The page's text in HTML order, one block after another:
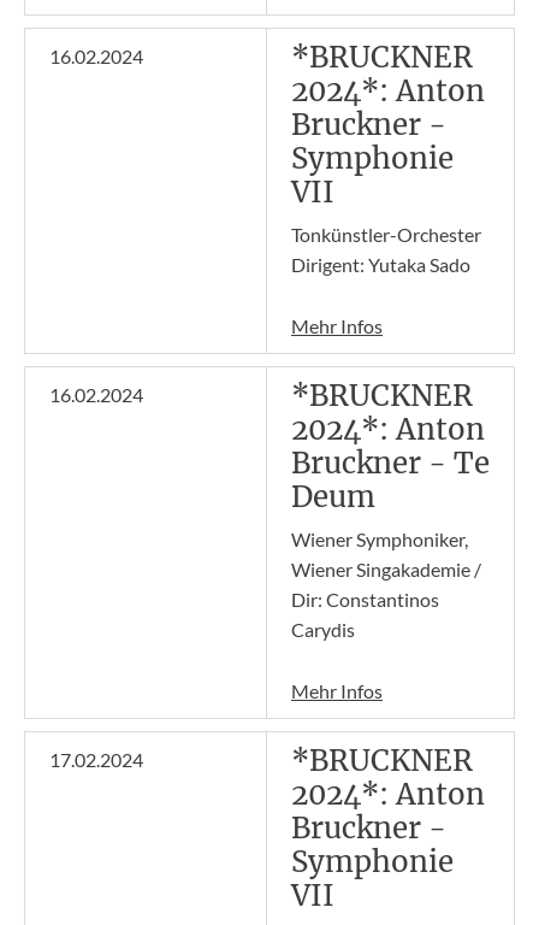
16.02.2024
*BRUCKNER
2024*: Anton
Bruckner -
Symphonie
VII
Tonkünstler-Orchester
Dirigent: Yutaka Sado
Mehr Infos
16.02.2024
*BRUCKNER
2024*: Anton
Bruckner - Te
Deum
Wiener Symphoniker,
Wiener Singakademie /
Dir: Constantinos
Carydis
Mehr Infos
17.02.2024
*BRUCKNER
2024*: Anton
Bruckner -
Symphonie
VII